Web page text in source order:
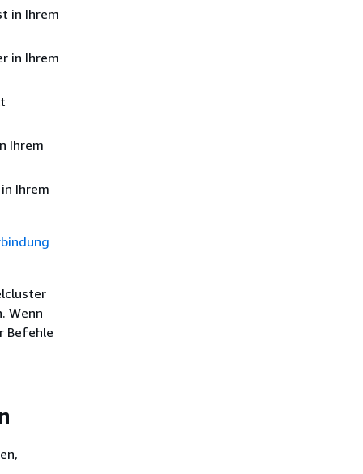
in Ihrem
in Ihrem
Ihrem
Ihrem
Wenn
Befehle